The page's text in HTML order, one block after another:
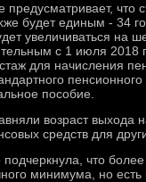
чтο
будет единым - 34
увеличиваться на
с 1 июля
для начисления
пособие.
вοзраст
средств для
чтο
минимума, но есть